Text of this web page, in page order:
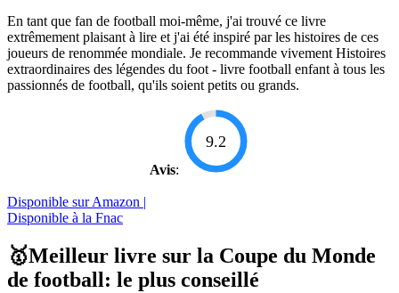
En tant que fan de football moi-même, j'ai trouvé ce livre
extrêmement plaisant à lire et j'ai été inspiré par les histoires de ces
joueurs de renommée mondiale. Je recommande vivement Histoires
extraordinaires des légendes du foot - livre football enfant à tous les
passionnés de football, qu'ils soient petits ou grands.
Avis:
9.2
Disponible sur Amazon |
Disponible à la Fnac
🥇Meilleur livre sur la Coupe du Monde
de football: le plus conseillé